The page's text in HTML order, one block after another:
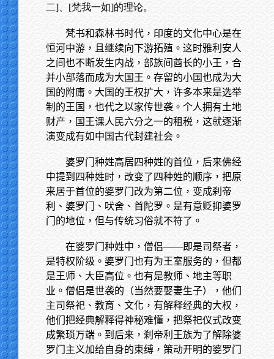
二]、[梵我一如]的理论。
梵书和森林书时代，印度的文化中心是在
恒河中游，且继续向下游拓殖。这时雅利安人
之间也不断发生内战，部族间酋长的小王，合
并小部落而成为大国王。存留的小国也成为大
国的附庸。大国的王权扩大，许多本来是选举
制的王国，也代之以家传世袭。个人拥有土地
财产，国王课人民六分之一的租税，这就逐渐
演变成有如中国古代封建社会。
婆罗门种姓高居四种姓的首位，后来佛经
中提到四种姓时，改变了四种姓的顺序，把原
来居于首位的婆罗门改为第二位，变成刹帝
利、婆罗门、吠舍、首陀罗。是有意贬抑婆罗
门的地位，但与传统习俗就不符了。
在婆罗门种姓中，僧侣——即是司祭者，
是特权阶级。婆罗门也有为王室服务的，但都
是王师、大臣高位。也有是教师、地主等职
业。僧侣是世袭的（当然要娶妻生子），他们
主司祭祀、教育、文化，有解释经典的大权，
他们把经典解释得神秘难懂，把祭祀仪式改变
成繁琐万端。到后来，刹帝利王族为了解除婆
罗门主义加给自身的束缚，策动开明的婆罗门